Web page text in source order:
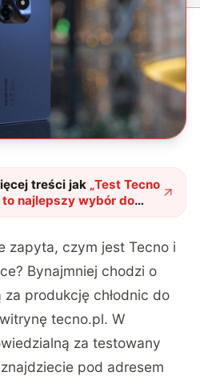
treści jak „Test Tecno
to najlepszy wybór do
zapyta, czym jest Tecno i
Bynajmniej chodzi o
produkcję chłodnic do
tecno.pl. W
za testowany
pod adresem